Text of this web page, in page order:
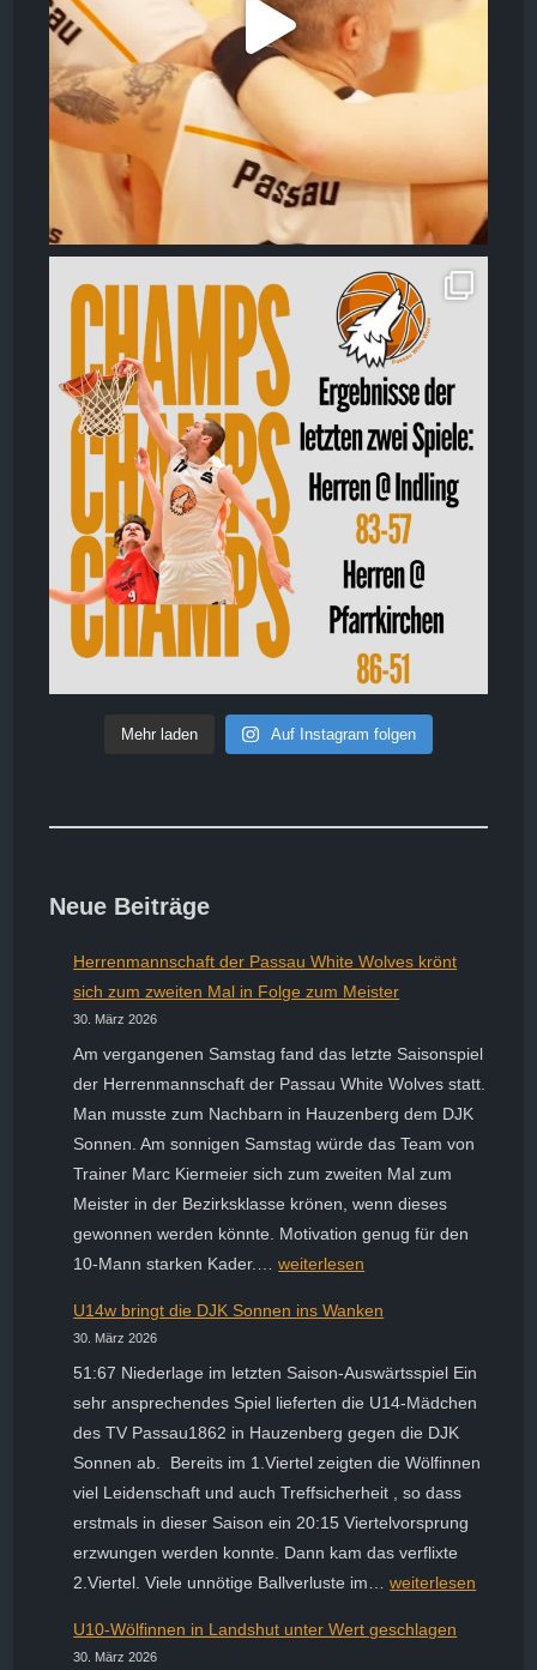
Mehr laden Auf Instagram folgen
Neue Beiträge
Herrenmannschaft der Passau White Wolves krönt
sich zum zweiten Mal in Folge zum Meister
30. März 2026
Am vergangenen Samstag fand das letzte Saisonspiel
der Herrenmannschaft der Passau White Wolves statt.
Man musste zum Nachbarn in Hauzenberg dem DJK
Sonnen. Am sonnigen Samstag würde das Team von
Trainer Marc Kiermeier sich zum zweiten Mal zum
Meister in der Bezirksklasse krönen, wenn dieses
gewonnen werden könnte. Motivation genug für den
10-Mann starken Kader.…Herrenmannschaft
Passau
Wolves
krönt
sich
zum
zweiten
Mal
in
Folge
zum
weiterlesen
U14w bringt die DJK Sonnen ins Wanken
30. März 2026
51:67 Niederlage im letzten Saison-Auswärtsspiel Ein
sehr ansprechendes Spiel lieferten die U14-Mädchen
des TV Passau1862 in Hauzenberg gegen die DJK
Sonnen ab. Bereits im 1.Viertel zeigten die Wölfinnen
viel Leidenschaft und auch Treffsicherheit , so dass
erstmals in dieser Saison ein 20:15 Viertelvorsprung
erzwungen werden konnte. Dann kam das verflixte
2.Viertel. Viele unnötige Ballverluste im…U14w
die
weiterlesen
U10-Wölfinnen in Landshut unter Wert geschlagen
30. März 2026